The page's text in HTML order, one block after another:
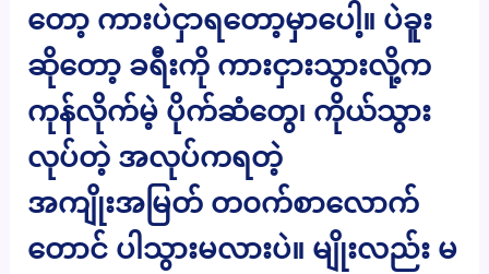
တော့ ကားပဲငှာရတော့မှာပေါ့။ ပဲခူး
ဆိုတော့ ခရီးကို ကားငှားသွားလို့က
ကုန်လိုက်မဲ့ ပိုက်ဆံတွေ၊ ကိုယ်သွား
လုပ်တဲ့ အလုပ်ကရတဲ့
အကျိုးအမြတ် တ၀က်စာလောက်
တောင် ပါသွားမလားပဲ။ မျိုးလည်း မ